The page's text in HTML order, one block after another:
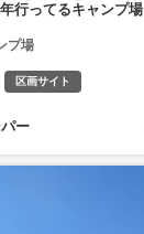
行ってるキャンプ場
プ場
区画サイト
ー